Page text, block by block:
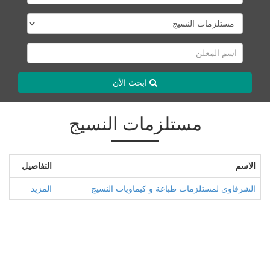
ابحث الأن
مستلزمات النسيج
الاسم التفاصيل
الشرقاوى لمستلزمات طباعة و كيماويات النسيج المزيد